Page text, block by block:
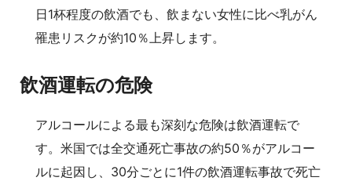
日1杯程度の飲酒でも、飲まない女性に比べ乳がん
罹患リスクが約10％上昇します。
飲酒運転の危険
アルコールによる最も深刻な危険は飲酒運転で
す。米国では全交通死亡事故の約50％がアルコー
ルに起因し、30分ごとに1件の飲酒運転事故で死亡